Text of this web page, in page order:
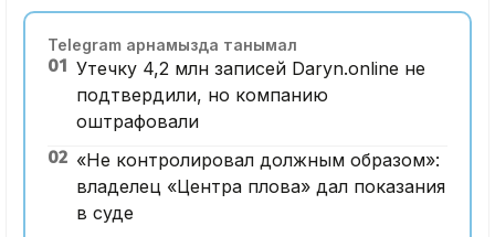
Telegram арнамызда танымал
01 Утечку 4,2 млн записей Daryn.online не
подтвердили, но компанию
оштрафовали
02 «Не контролировал должным образом»:
владелец «Центра плова» дал показания
в суде